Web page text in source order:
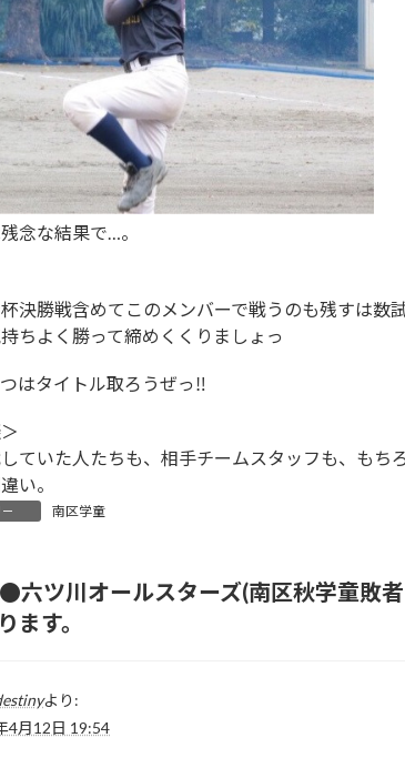
念な結果で…。
決勝戦含めてこのメンバーで戦うのも残すは数試
ちよく勝って締めくくりましょっ
はタイトル取ろうぜっ‼︎
ていた人たちも、相手チームスタッフも、もち
い。
南区学童
●六ツ川オールスターズ(南区秋学童敗
ます。
より:
4月12日 19:54